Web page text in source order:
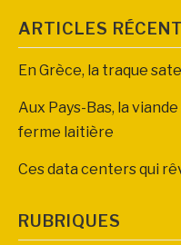
ARTICLES
En Grèce, la traque
Aux Pays-Bas, la
ferme laitière
Ces data centers qui
RUBRIQUES